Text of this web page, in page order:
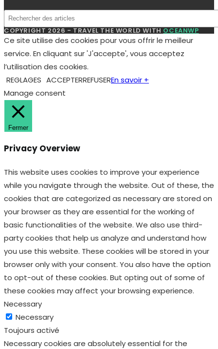
COPYRIGHT 2026 - TRAVEL THE WORLD WITHOCEANWP
Ce site utilise des cookies pour vous offrir le meilleur
service. En cliquant sur 'J'accepte', vous acceptez
l’utilisation des cookies.
REGLAGES ACCEPTERREFUSEREn savoir +
Manage consent
Fermer
Privacy Overview
This website uses cookies to improve your experience
while you navigate through the website. Out of these, the
cookies that are categorized as necessary are stored on
your browser as they are essential for the working of
basic functionalities of the website. We also use third-
party cookies that help us analyze and understand how
you use this website. These cookies will be stored in your
browser only with your consent. You also have the option
to opt-out of these cookies. But opting out of some of
these cookies may affect your browsing experience.
Necessary
Necessary
Toujours activé
Necessary cookies are absolutely essential for the